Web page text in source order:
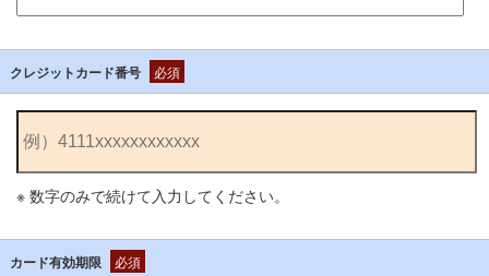
クレジットカード番号 必須
※ 数字のみで続けて入力してください。
カード有効期限 必須